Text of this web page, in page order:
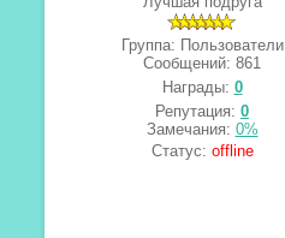
Группа: Пользователи
Сообщений: 861
Награды: 0
Репутация: 0
Замечания: 0%
Статус: offline